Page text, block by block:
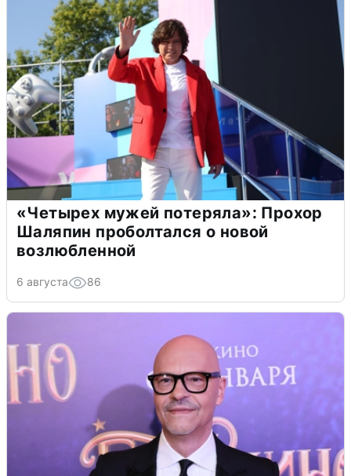
«Четырех мужей потеряла»: Прохор
Шаляпин проболтался о новой
возлюбленной
6 августа 86